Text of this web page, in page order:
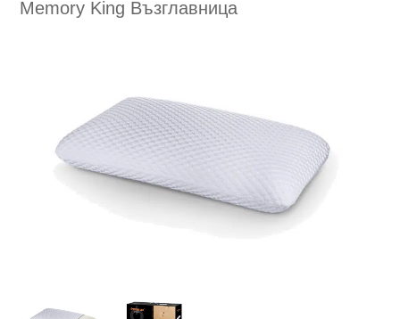
Memory King Възглавница